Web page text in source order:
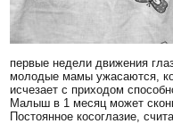
первые недели движения
молодые мамы ужасаются,
исчезает с приходом
Малыш в 1 месяц может
Постоянное косоглазие,